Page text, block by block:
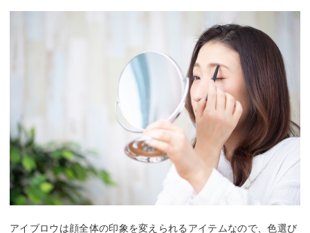
アイブロウは顔全体の印象を変えられるアイテムなので、色選び